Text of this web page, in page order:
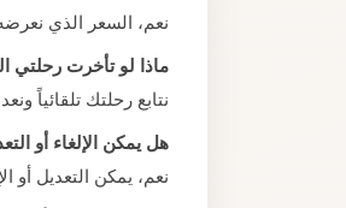
نعم، السعر الذي
ماذا لو تأخرت رحلتي
نتابع رحلتك تلقائياً
هل يمكن الإلغاء أو
نعم، يمكن التعديل أو